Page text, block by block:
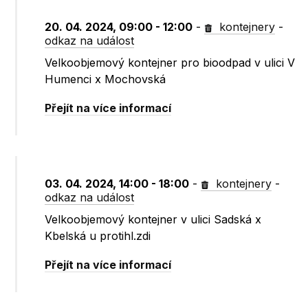
20. 04. 2024, 09:00 - 12:00 - kontejnery -
odkaz na událost
Velkoobjemový kontejner pro bioodpad v ulici V
Humenci x Mochovská
Přejít na více informací
03. 04. 2024, 14:00 - 18:00 - kontejnery -
odkaz na událost
Velkoobjemový kontejner v ulici Sadská x
Kbelská u protihl.zdi
Přejít na více informací